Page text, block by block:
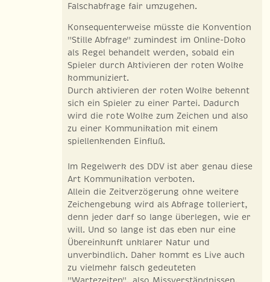
Falschabfrage fair umzugehen.
Konsequenterweise müsste die Konvention
"Stille Abfrage" zumindest im Online-Doko
als Regel behandelt werden, sobald ein
Spieler durch Aktivieren der roten Wolke
kommuniziert.
Durch aktivieren der roten Wolke bekennt
sich ein Spieler zu einer Partei. Dadurch
wird die rote Wolke zum Zeichen und also
zu einer Kommunikation mit einem
spiellenkenden Einfluß.
Im Regelwerk des DDV ist aber genau diese
Art Kommunikation verboten.
Allein die Zeitverzögerung ohne weitere
Zeichengebung wird als Abfrage tolleriert,
denn jeder darf so lange überlegen, wie er
will. Und so lange ist das eben nur eine
Übereinkunft unklarer Natur und
unverbindlich. Daher kommt es Live auch
zu vielmehr falsch gedeuteten